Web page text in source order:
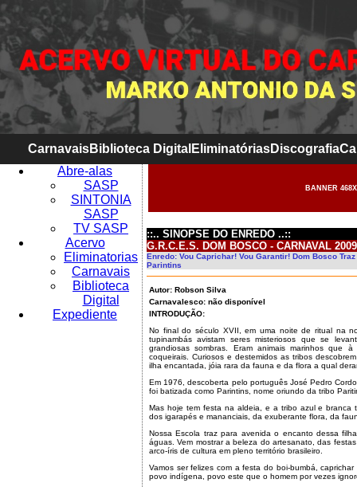
CarnavaisBiblioteca Digital EliminatóriasDiscografia
Abre-alas
SASP
SINTONIA
SASP
TV SASP
Acervo
Eliminatorias
Carnavais
Biblioteca
Digital
Expediente
BANNER
::.. SINOPSE DO ENREDO ..::
G.R.C.E.S. DOM BOSCO - CARNAVAL 2009
Enredo: Vou Caprichar! Vou Garantir! Dom Bosco
Parintins
Autor: Robson Silva
Carnavalesco: não disponível
INTRODUÇÃO:
No final do século XVII, em uma noite de ritual na
tupinambás avistam seres misteriosos que se
grandiosas sombras. Eram animais marinhos que
coqueirais. Curiosos e destemidos as tribos
ilha encantada, jóia rara da fauna e da flora a qual
Em 1976, descoberta pelo português José Pedro
foi batizada como Parintins, nome oriundo da tribo
Mas hoje tem festa na aldeia, e a tribo azul e branca
dos igarapés e mananciais, da exuberante flora, da
Nossa Escola traz para avenida o encanto dessa
águas. Vem mostrar a beleza do artesanato, das
arco-íris de cultura em pleno território brasileiro.
Vamos ser felizes com a festa do boi-bumbá,
povo indígena, povo este que o homem por vezes